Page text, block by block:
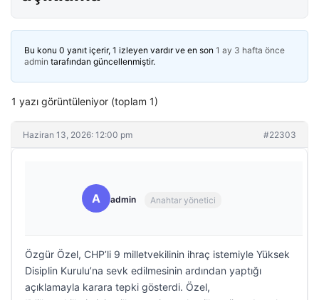
Bu konu 0 yanıt içerir, 1 izleyen vardır ve en son 1 ay 3 hafta önce
admin tarafından güncellenmiştir.
1 yazı görüntüleniyor (toplam 1)
Haziran 13, 2026: 12:00 pm #22303
A admin Anahtar yönetici
Özgür Özel, CHP’li 9 milletvekilinin ihraç istemiyle Yüksek
Disiplin Kurulu’na sevk edilmesinin ardından yaptığı
açıklamayla karara tepki gösterdi. Özel,